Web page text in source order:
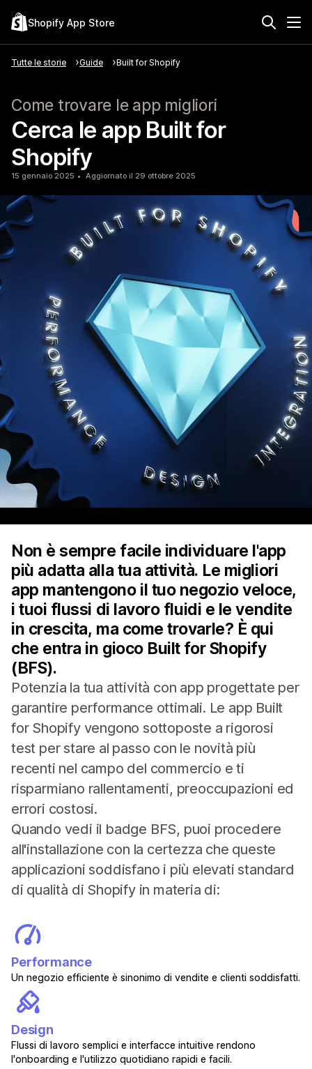
Shopify App Store
Tutte le storie Guide Built for Shopify
Come trovare le app migliori
Cerca le app Built for
Shopify
15 gennaio 2025 Aggiornato il 29 ottobre 2025
Non è sempre facile individuare l'app
più adatta alla tua attività. Le migliori
app mantengono il tuo negozio veloce,
i tuoi flussi di lavoro fluidi e le vendite
in crescita, ma come trovarle? È qui
che entra in gioco Built for Shopify
(BFS).
Potenzia la tua attività con app progettate per
garantire performance ottimali. Le app Built
for Shopify vengono sottoposte a rigorosi
test per stare al passo con le novità più
recenti nel campo del commercio e ti
risparmiano rallentamenti, preoccupazioni ed
errori costosi.
Quando vedi il badge BFS, puoi procedere
all'installazione con la certezza che queste
applicazioni soddisfano i più elevati standard
di qualità di Shopify in materia di:
Performance
Un negozio efficiente è sinonimo di vendite e clienti soddisfatti.
Design
Flussi di lavoro semplici e interfacce intuitive rendono
l'onboarding e l'utilizzo quotidiano rapidi e facili.